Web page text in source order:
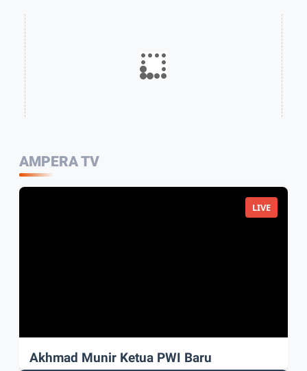
AMPERA TV
LIVE
Akhmad Munir Ketua PWI Baru